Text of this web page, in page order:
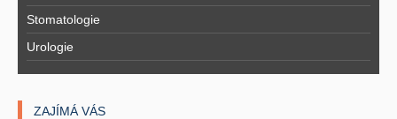
Stomatologie
Urologie
ZAJÍMÁ VÁS